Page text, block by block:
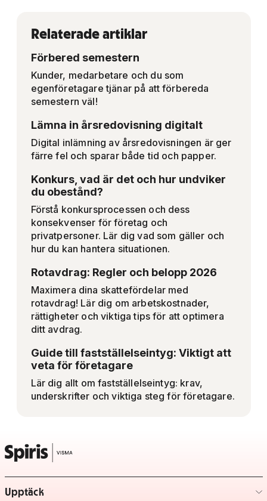
Relaterade artiklar
Förbered semestern
Kunder, medarbetare och du som
egenföretagare tjänar på att förbereda
semestern väl!
Lämna in årsredovisning digitalt
Digital inlämning av årsredovisningen är ger
färre fel och sparar både tid och papper.
Konkurs, vad är det och hur undviker
du obestånd?
Förstå konkursprocessen och dess
konsekvenser för företag och
privatpersoner. Lär dig vad som gäller och
hur du kan hantera situationen.
Rotavdrag: Regler och belopp 2026
Maximera dina skattefördelar med
rotavdrag! Lär dig om arbetskostnader,
rättigheter och viktiga tips för att optimera
ditt avdrag.
Guide till fastställelseintyg: Viktigt att
veta för företagare
Lär dig allt om fastställelseintyg: krav,
underskrifter och viktiga steg för företagare.
Upptäck